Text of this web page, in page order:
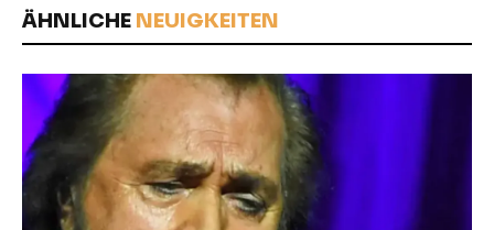
ÄHNLICHE NEUIGKEITEN